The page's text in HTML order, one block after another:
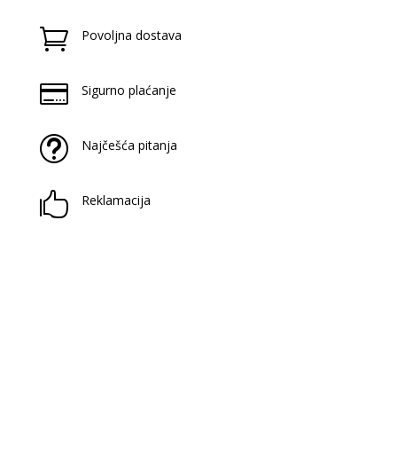
 Povoljna dostava
 Sigurno plaćanje
t Najčešća pitanja
 Reklamacija